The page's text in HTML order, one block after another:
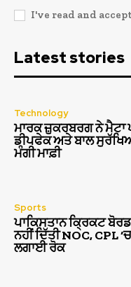
I've read and
Latest stories
Technology
ਮਾਰਕ ਜ਼ੁਕਰਬਰਗ ਨੇ ਮੈਟਾ
ਡੀਪਫੇਕ ਅਤੇ ਬਾਲ
ਮੰਗੀ ਮਾਫ਼ੀ
Sports
ਪਾਕਿਸਤਾਨ ਕ੍ਰਿਕਟ
ਨਹੀਂ ਦਿੱਤੀ NOC, CPL
ਲਗਾਈ ਰੋਕ